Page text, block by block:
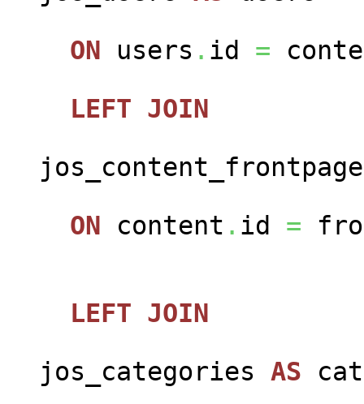
ON users . id =
LEFT JOIN
ON content . id =
LEFT JOIN
jos_categories AS